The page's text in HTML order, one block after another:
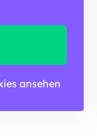
ansehen